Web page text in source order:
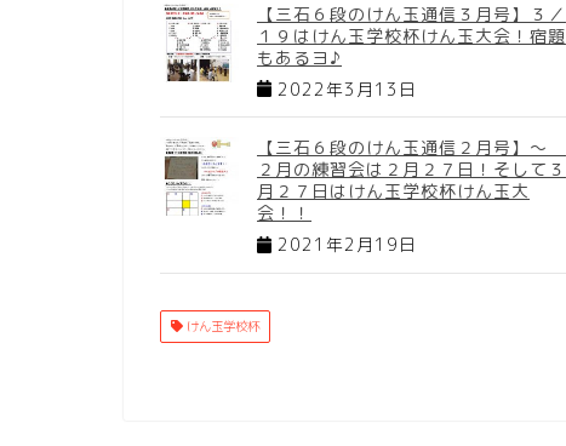
【三石６段のけん玉通信３月号】３／
１９はけん玉学校杯けん玉大会！宿題
もあるヨ♪
2022年3月13日
【三石６段のけん玉通信２月号】～
２月の練習会は２月２７日！そして３
月２７日はけん玉学校杯けん玉大
会！！
2021年2月19日
けん玉学校杯